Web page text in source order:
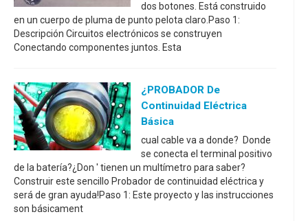
dos botones. Está construido
en un cuerpo de pluma de punto pelota claro.Paso 1:
Descripción Circuitos electrónicos se construyen
Conectando componentes juntos. Esta
¿PROBADOR De
Continuidad Eléctrica
Básica
cual cable va a donde? Donde
se conecta el terminal positivo
de la batería?¿Don ' tienen un multímetro para saber?
Construir este sencillo Probador de continuidad eléctrica y
será de gran ayuda!Paso 1: Este proyecto y las instrucciones
son básicament